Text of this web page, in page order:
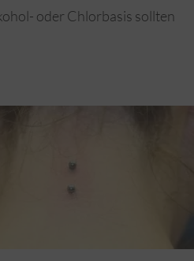
oder Chlorbasis sollten